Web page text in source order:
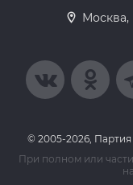
Москва,
© 2005-2026,
При полном или